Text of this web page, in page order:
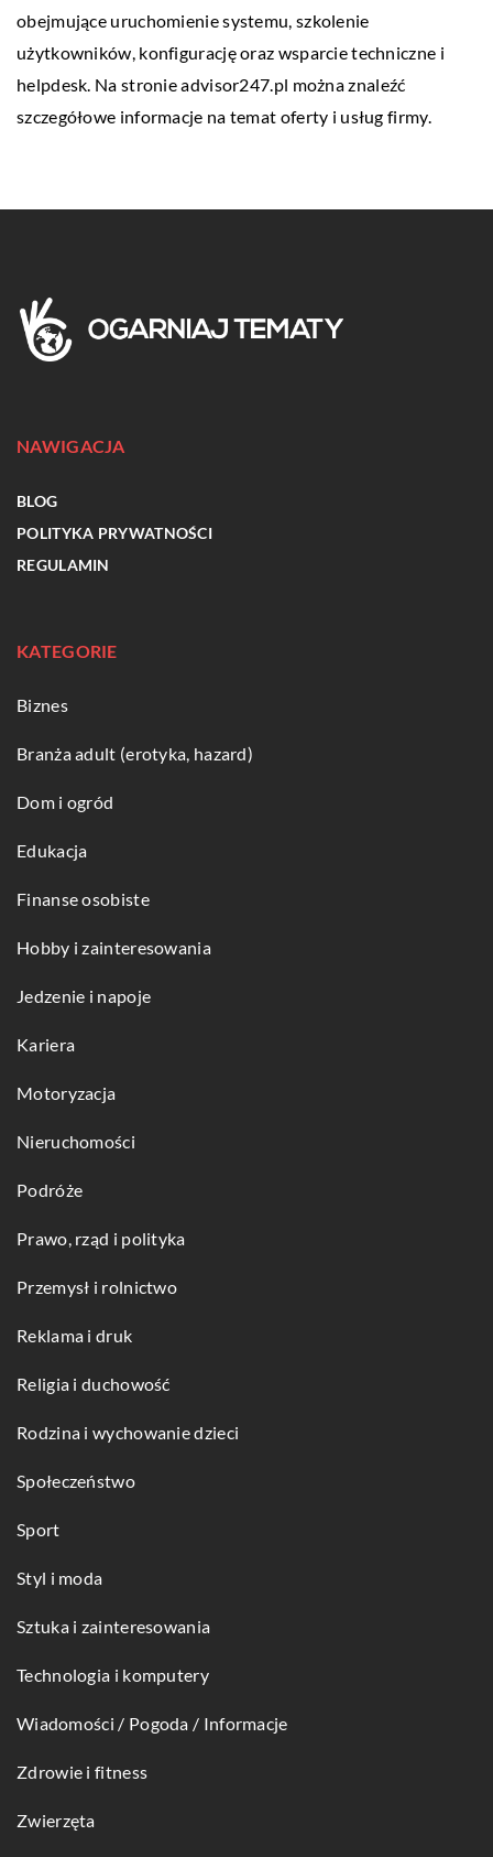
obejmujące uruchomienie systemu, szkolenie
użytkowników, konfigurację oraz wsparcie techniczne i
helpdesk. Na stronieadvisor247.pl można znaleźć
szczegółowe informacje na temat oferty i usług firmy.
NAWIGACJA
BLOG
POLITYKA PRYWATNOŚCI
REGULAMIN
KATEGORIE
Biznes
Branża adult (erotyka, hazard)
Dom i ogród
Edukacja
Finanse osobiste
Hobby i zainteresowania
Jedzenie i napoje
Kariera
Motoryzacja
Nieruchomości
Podróże
Prawo, rząd i polityka
Przemysł i rolnictwo
Reklama i druk
Religia i duchowość
Rodzina i wychowanie dzieci
Społeczeństwo
Sport
Styl i moda
Sztuka i zainteresowania
Technologia i komputery
Wiadomości / Pogoda / Informacje
Zdrowie i fitness
Zwierzęta